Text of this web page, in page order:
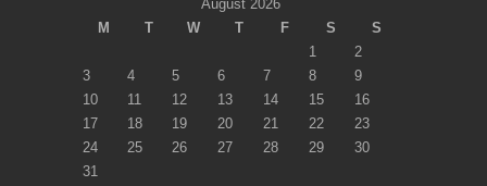
August 2026
M
T W T F S
S
1
2
3
4 5 6 7 8
9
10
11 12 13 14 15
16
17
18 19 20 21 22
23
24
25 26 27 28 29
30
31